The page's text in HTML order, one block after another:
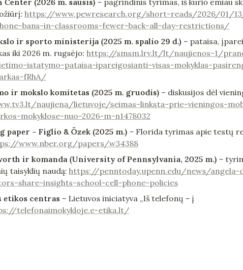
Center (2026 m. sausis) – pagrindinis tyrimas, iš kurio ėmiau
https://www.pewresearch.org/short-reads/2026/01/
bans-in-classrooms-fewer-back-all-day-restrictions/
ir sporto ministerija (2025 m. spalio 29 d.) – pataisa,
iki 2026 m. rugsėjo: https://smsm.lrv.lt/lt/naujienos-1/
istatymo-pataisa-ipareigosianti-visas-mokyklas-
fRhA/
ir mokslo komitetas (2025 m. gruodis) – diskusijos dėl
naujiena/lietuvoje/seimas-linksta-prie-vieningos-
mokyklose-nuo-2026-m-n1478032
paper – Figlio & Özek (2025 m.) – Florida tyrimas apie testų
www.nber.org/papers/w34388
ir komanda (University of Pennsylvania, 2025 m.) –
taisyklių naudą: https://penntoday.upenn.edu/news/
share-insights-school-cell-phone-policies
etikos centras – Lietuvos iniciatyva „Iš telefonų – į
telefonaimokykloje.e-etika.lt/